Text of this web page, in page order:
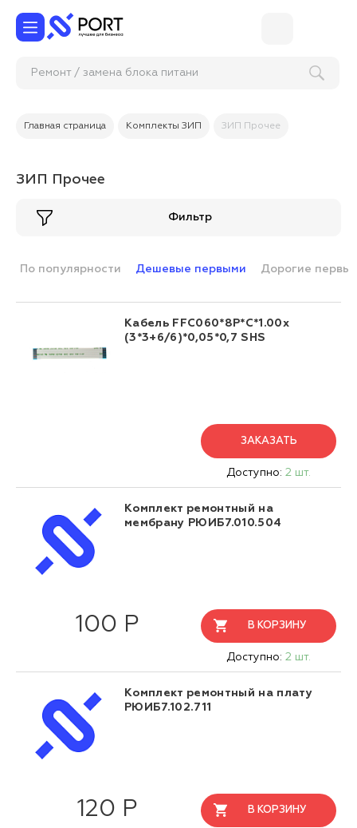
Ремонт / замена блока
Главная страница Комплекты ЗИП ЗИП Прочее
ЗИП Прочее
Фильтр
По популярности Дешевые первыми Дорогие
Кабель FFC060*8Р*С*1.00х
(3*3+6/6)*0,05*0,7 SHS
ЗАКАЗАТЬ
Доступно: 2 шт.
Комплект ремонтный на
мембрану РЮИБ7.010.504
100 Р В КОРЗИНУ
Доступно: 2 шт.
Комплект ремонтный на плату
РЮИБ7.102.711
120 Р В КОРЗИНУ